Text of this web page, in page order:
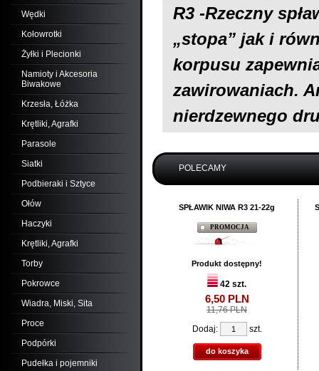
Wędki
Kołowrotki
Żyłki i Plecionki
Namioty i Akcesoria
Biwakowe
Krzesła, Łóżka
Krętliki, Agrafki
Parasole
Siatki
Podbieraki i Sztyce
Ołów
Haczyki
Krętliki, Agrafki
Torby
Pokrowce
Wiadra, Miski, Sita
Proce
Podpórki
Pudełka i pojemniki
R3 -Rzeczny
„stopa” jak i
korpusu
zawirowaniach.
nierdzewnego
POLECAMY
SPŁAWIK NIWA R3 21-22g
PROMOCJA
Produkt dostępny!
42 szt.
6,50PLN
11,76 PLN
Dodaj:
szt.
do koszyka